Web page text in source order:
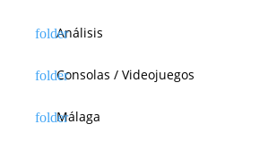
Análisis
Consolas / Videojuegos
Málaga